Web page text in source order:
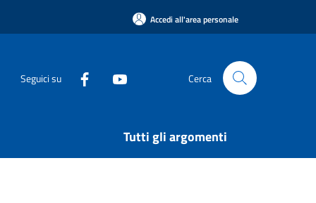
Accedi all'area personale
Seguici su Cerca
Tutti gli argomenti